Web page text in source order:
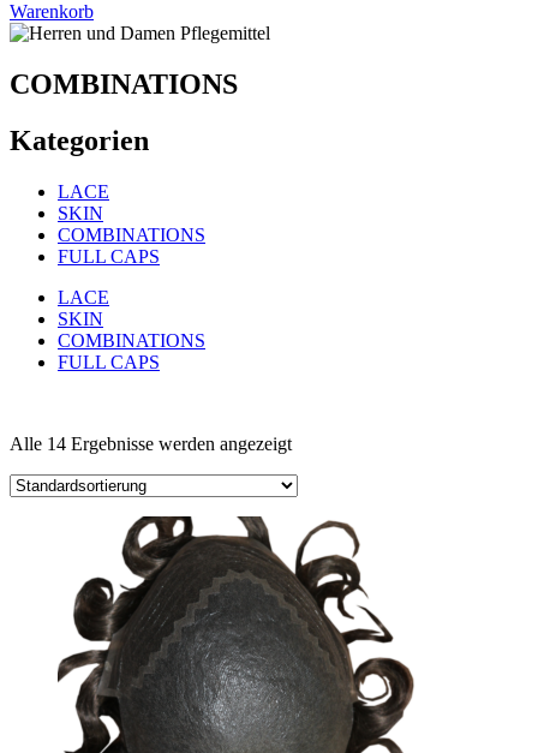
Warenkorb
COMBINATIONS
Kategorien
LACE
SKIN
COMBINATIONS
FULL CAPS
LACE
SKIN
COMBINATIONS
FULL CAPS
Alle 14 Ergebnisse werden angezeigt